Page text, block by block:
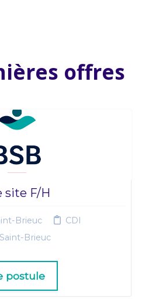
offres
site F/H
Brieuc
CDI
Saint-Brieuc
postule